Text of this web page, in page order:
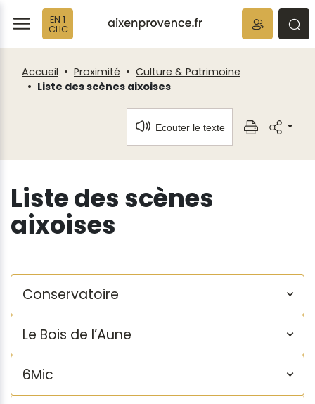
EN 1
CLIC
Accueil Proximité
Culture & Patrimoine
Liste des scènes aixoises
Ecouter le texte
Liste des scènes
aixoises
Conservatoire
Le Bois de l’Aune
6Mic
Fenêtre
de
chat
Panneau de gestion des cookies